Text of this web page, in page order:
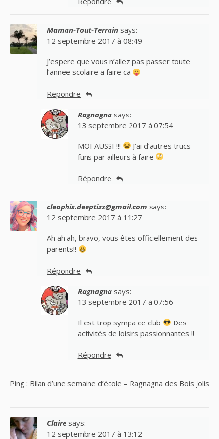
Maman-Tout-Terrain says:
12 septembre 2017 à 08:49
J’espere que vous n’allez pas passer toute
l’annee scolaire a faire ca
Répondre
Ragnagna says:
13 septembre 2017 à 07:54
MOI AUSSI !!!
J’ai d’autres trucs
funs par ailleurs à faire
Répondre
cleophis.deeptizz@gmail.com says:
12 septembre 2017 à 11:27
Ah ah ah, bravo, vous êtes officiellement des
parents!!
Répondre
Ragnagna says:
13 septembre 2017 à 07:56
Il est trop sympa ce club
Des
activités de loisirs passionnantes !!
Répondre
Ping : Bilan d’une semaine d’école – Ragnagna des Bois Jolis
Claire says:
12 septembre 2017 à 13:12